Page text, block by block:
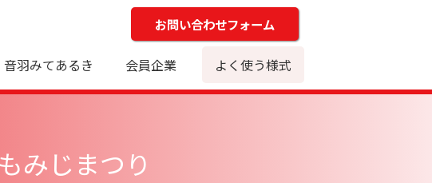
お問い合わせフォーム
音羽みてあるき 会員企業 よく使う様式
みじまつり